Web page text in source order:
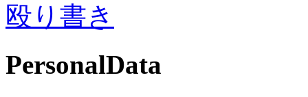
殴り書き
PersonalData